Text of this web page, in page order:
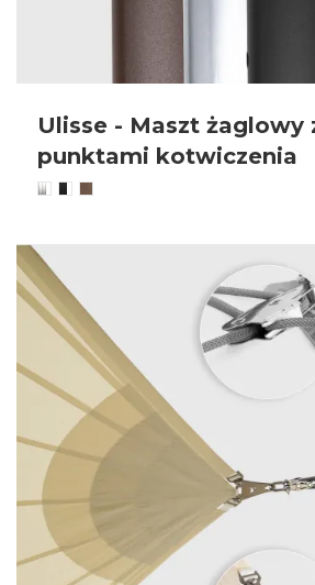
Ulisse - Maszt żaglowy
punktami kotwiczenia